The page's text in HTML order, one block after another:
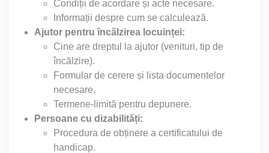
Condiții de acordare și acte necesare.
Informații despre cum se calculează.
Ajutor pentru încălzirea locuinței:
Cine are dreptul la ajutor (venituri, tip de
încălzire).
Formular de cerere și lista documentelor
necesare.
Termene-limită pentru depunere.
Persoane cu dizabilități:
Procedura de obținere a certificatului de
handicap.